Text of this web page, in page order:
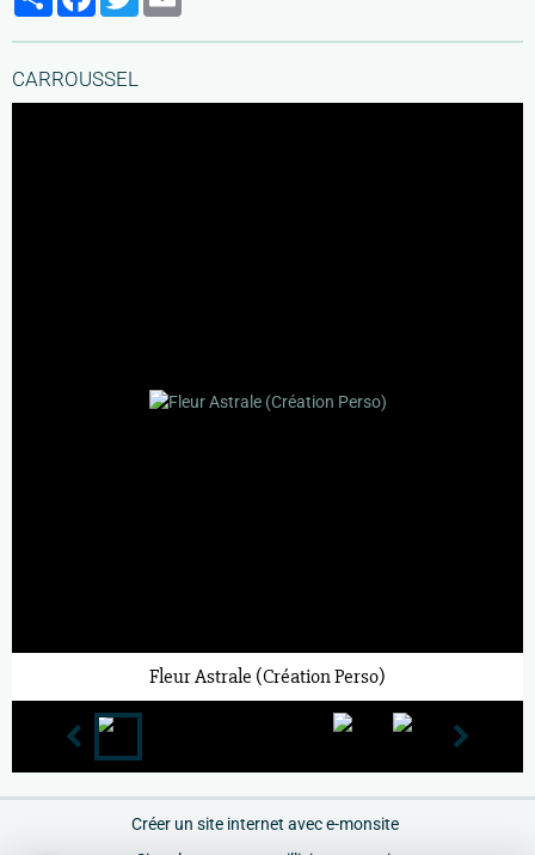
CARROUSSEL
Fleur Astrale (Création Perso)
Créer un site internet avec e-monsite